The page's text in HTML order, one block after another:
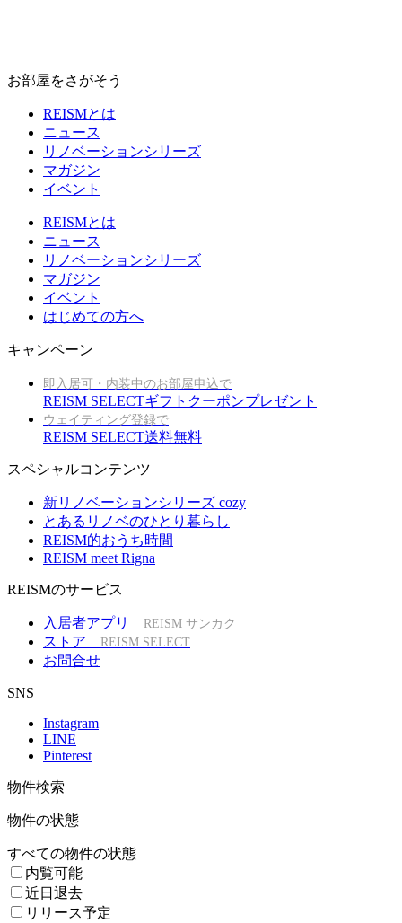
お部屋をさがそう
REISMとは
ニュース
リノベーションシリーズ
マガジン
イベント
REISMとは
ニュース
リノベーションシリーズ
マガジン
イベント
はじめての方へ
キャンペーン
即入居可・内装中のお部屋申込で
REISM SELECTギフトクーポンプレゼント
ウェイティング登録で
REISM SELECT送料無料
スペシャルコンテンツ
新リノベーションシリーズ cozy
とあるリノベのひとり暮らし
REISM的おうち時間
REISM meet Rigna
REISMのサービス
入居者アプリ REISM サンカク
ストア REISM SELECT
お問合せ
SNS
Instagram
LINE
Pinterest
物件検索
物件の状態
すべての物件の状態
内覧可能
近日退去
リリース予定